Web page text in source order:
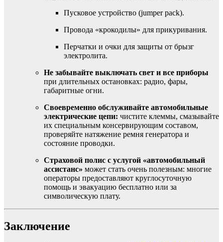
Пусковое устройство (jumper pack).
Провода «крокодилы» для прикуривания.
Перчатки и очки для защиты от брызг
электролита.
Не забывайте выключать свет и все приборы
при длительных остановках: радио, фары,
габаритные огни.
Своевременно обслуживайте автомобильные
электрические цепи: чистите клеммы, смазывайте
их специальным консервирующим составом,
проверяйте натяжение ремня генератора и
состояние проводки.
Страховой полис с услугой «автомобильный
ассистанс» может стать очень полезным: многие
операторы предоставляют круглосуточную
помощь и эвакуацию бесплатно или за
символическую плату.
Заключение